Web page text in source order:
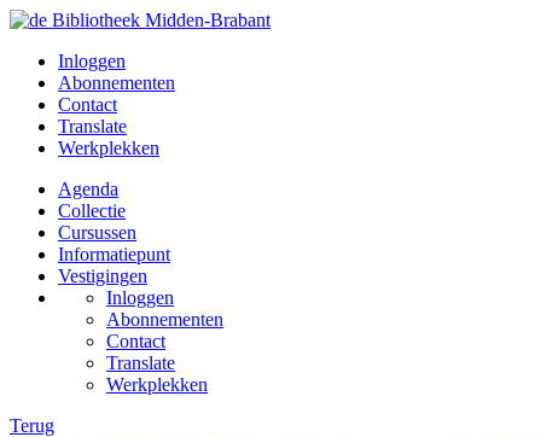
Inloggen
Abonnementen
Contact
Translate
Werkplekken
Agenda
Collectie
Cursussen
Informatiepunt
Vestigingen
Inloggen
Abonnementen
Contact
Translate
Werkplekken
Terug